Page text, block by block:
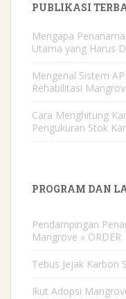
PUBLIKASI
Mengapa
Utama yang Harus
Mengenal Sistem
Rehabilitasi
Cara Menghitung
Pengukuran Stok
PROGRAM DAN
Pendampingan
Mangrove » ORDER
Tebus Jejak Karbon
Ikut Adopsi